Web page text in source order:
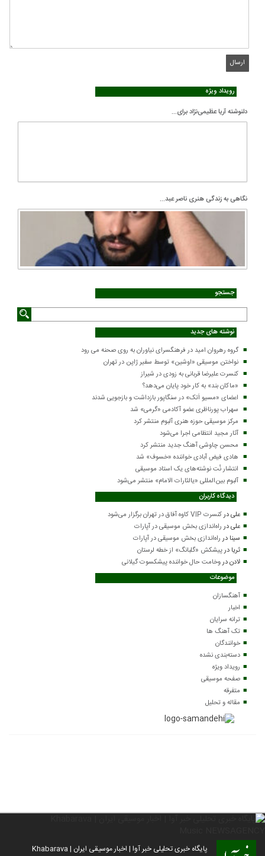
رویداد ویژه
دلنوشته آریا عظیمی‌نژاد برای...
نگاهی به زندگی هنری ناصر عبد...
جستجو
نوشته های جدید
گروه رهروان امید در فرهنگسرای نیاوران به روی صحنه می رود
نواختن موسیقی «اوشین» توسط سفیر ژاپن در تهران
کنسرت علیرضا قربانی به زودی در شیراز
«ماکان بند» به کار خود پایان می‌دهد؟
اعضای «مسیو اَتک» در سنگاپور بازداشت و بازجویی شدند
سهراب پورناظری عضو آکادمی «گرمی» شد
مرکز موسیقی حوزه هنری آلبوم منتشر کرد
آثار مجید انتظامی اجرا می‌شود
محسن چاوشی آهنگ جدید منتشر کرد
هادی فیض آبادی خواننده «خسوف» شد
انتشار نُت نوشته‌های یک استاد موسیقی
آلبوم بین‌المللی «یالثارات الامام» منتشر می‌شود
دیدگاه کاربران
علیدرکنسرت VIP کاوه آفاق در تهران برگزار می‌شود
علیدرراه‌اندازی بخش موسیقی در آپارات
سینا درراه‌اندازی بخش موسیقی در آپارات
ثریا درپیشکش «گلبانگ» از خطه لرستان
لادندروخامت حال خواننده پیشکسوت گیلانی
موضوعات
آهنگسازان
اخبار
ترانه سرایان
تک آهنگ ها
خوانندگان
دسته‌بندی نشده
رویداد ویژه
صفحه موسیقی
متفرقه
مقاله و تحلیل
پایگاه خبری تحلیلی خبر آوا | اخبار موسیقی ایران | Khabarava